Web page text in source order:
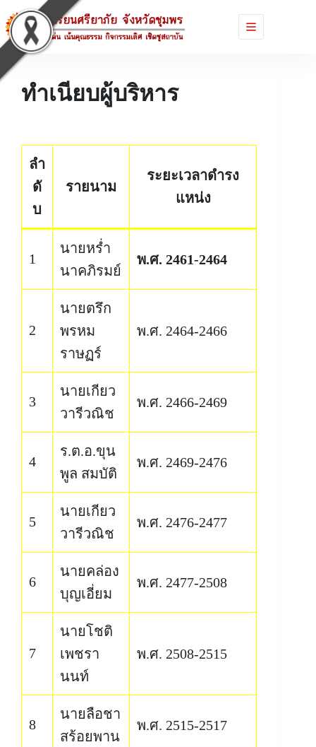
ทำเนียบผู้บริหาร
ลำ
ดั
บ
รายนาม
ระยะเวลาดำรง
แหน่ง
1
นายหร่ำ
นาคภิรมย์
พ.ศ. 2461-2464
2
นายตรึก
พรหม
ราษฏร์
พ.ศ. 2464-2466
3
นายเกียว
วารีวณิช
พ.ศ. 2466-2469
4
ร.ต.อ.ขุน
พูล สมบัติ
พ.ศ. 2469-2476
5
นายเกียว
วารีวณิช
พ.ศ. 2476-2477
6
นายคล่อง
บุญเอี่ยม
พ.ศ. 2477-2508
7
นายโชติ
เพชรา
นนท์
พ.ศ. 2508-2515
8
นายลือชา
สร้อยพาน
พ.ศ. 2515-2517